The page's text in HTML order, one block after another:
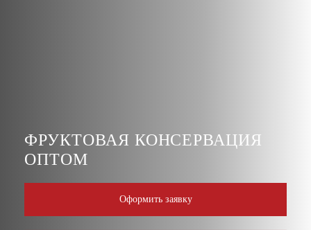
ФРУКТОВАЯ КОНСЕРВАЦИЯ
ОПТОМ
Оформить заявку